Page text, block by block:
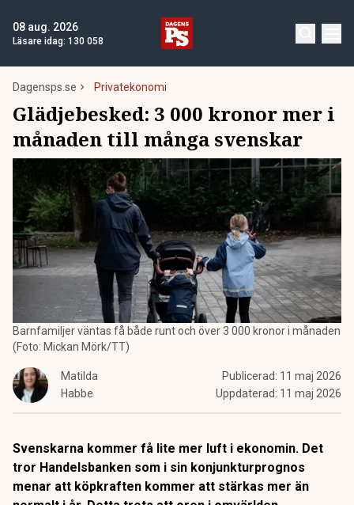
08 aug. 2026
Läsare idag: 130 058
Dagensps.se Privatekonomi
Glädjebesked: 3 000 kronor mer i
månaden till många svenskar
Barnfamiljer väntas få både runt och över 3 000 kronor i månaden
(Foto: Mickan Mörk/TT)
Matilda
Habbe
Publicerad: 11 maj 2026
Uppdaterad: 11 maj 2026
Svenskarna kommer få lite mer luft i ekonomin. Det
tror Handelsbanken som i sin konjunkturprognos
menar att köpkraften kommer att stärkas mer än